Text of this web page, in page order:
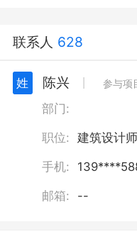
联系人 628
姓 陈兴 参与项
部门:
职位: 建筑设计师
手机:
邮箱: --